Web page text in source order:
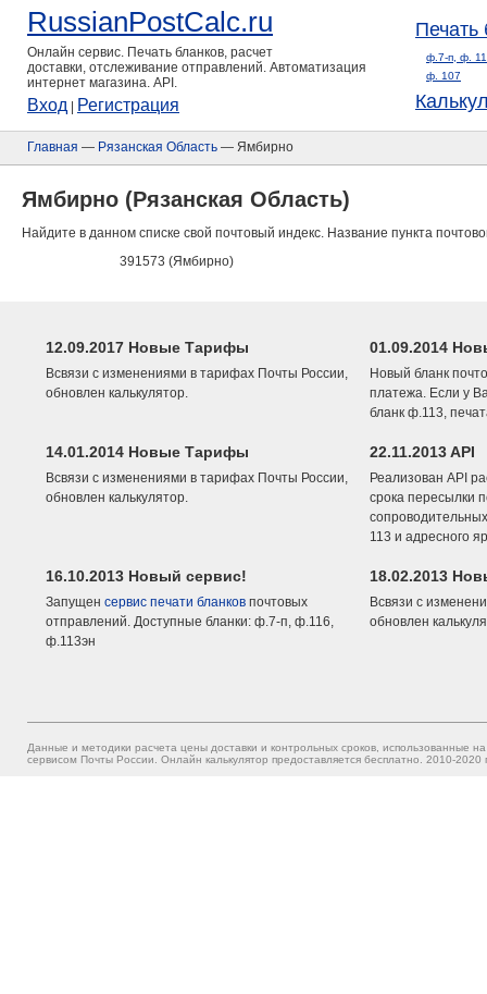
RussianPostCalc.ru
Онлайн сервис. Печать бланков, расчет
доставки, отслеживание отправлений. Автоматизация
интернет магазина. API.
Вход Регистрация
Печать
ф.7-п, ф.
ф. 107
Главная — Рязанская Область — Ямбирно
Ямбирно (Рязанская Область)
Найдите в данном списке свой почтовый индекс. Название пункта
391573 (Ямбирно)
12.09.2017 Новые Тарифы
Всвязи с изменениями в тарифах Почты России,
обновлен калькулятор.
01.09.2014
Новый бланк
платежа. Если у
бланк ф.113,
14.01.2014 Новые Тарифы
Всвязи с изменениями в тарифах Почты России,
обновлен калькулятор.
22.11.2013 API
Реализован API
срока пересылки
113 и адресного
16.10.2013 Новый сервис!
Запущен сервис печати бланков почтовых
отправлений. Доступные бланки: ф.7-п, ф.116,
ф.113эн
18.02.2013
Всвязи с
обновлен
Данные и методики расчета цены доставки и контрольных сроков, использованные
сервисом Почты России. Онлайн калькулятор предоставляется бесплатно. 2010-2020